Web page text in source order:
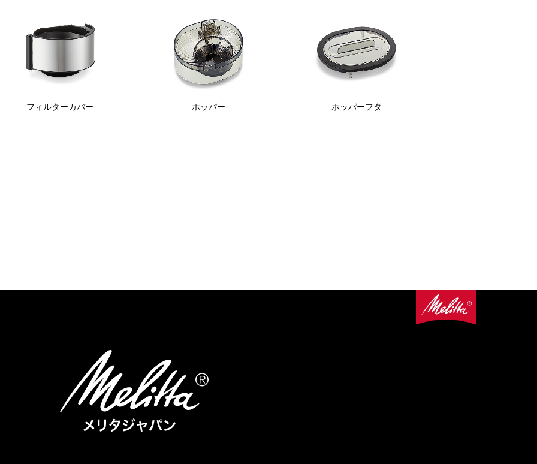
フィルターカバー ホッパー ホッパーフタ